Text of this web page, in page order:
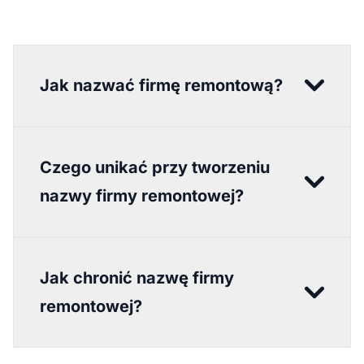
Jak nazwać firmę remontową?
Czego unikać przy tworzeniu
nazwy firmy remontowej?
Jak chronić nazwę firmy
remontowej?